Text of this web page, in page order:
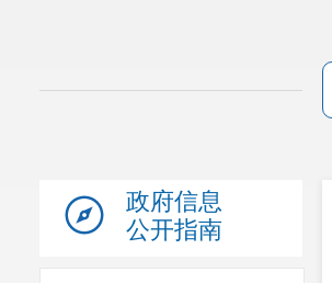
政府信息
公开指南